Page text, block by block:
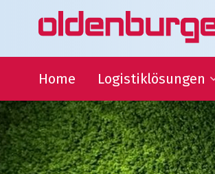
Home Logistiklösungen
Transport
Warehousing
Supply Chain